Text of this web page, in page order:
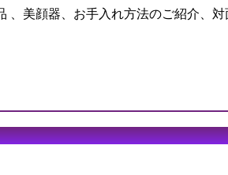
美顔器、お手入れ方法のご紹介、